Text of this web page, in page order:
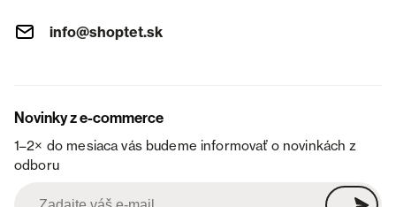
info@shoptet.sk
Novinky z e-commerce
1–2× do mesiaca vás budeme informovať o novinkách z
odboru